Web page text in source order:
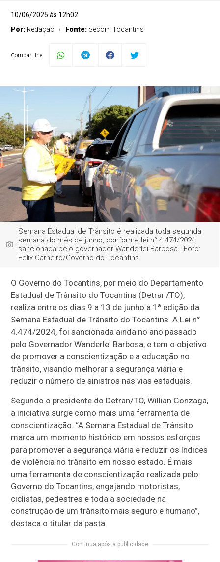
10/06/2025 às 12h02
Por: Redação Fonte: Secom Tocantins
Compartilhe:
Semana Estadual de Trânsito é realizada toda segunda
semana do mês de junho, conforme lei n° 4.474/2024,
sancionada pelo governador Wanderlei Barbosa - Foto:
Felix Carneiro/Governo do Tocantins
O Governo do Tocantins, por meio do Departamento
Estadual de Trânsito do Tocantins (Detran/TO),
realiza entre os dias 9 a 13 de junho a 1ª edição da
Semana Estadual de Trânsito do Tocantins. A Lei n°
4.474/2024, foi sancionada ainda no ano passado
pelo Governador Wanderlei Barbosa, e tem o objetivo
de promover a conscientização e a educação no
trânsito, visando melhorar a segurança viária e
reduzir o número de sinistros nas vias estaduais.
Segundo o presidente do Detran/TO, Willian Gonzaga,
a iniciativa surge como mais uma ferramenta de
conscientização. “A Semana Estadual de Trânsito
marca um momento histórico em nossos esforços
para promover a segurança viária e reduzir os índices
de violência no trânsito em nosso estado. É mais
uma ferramenta de conscientização realizada pelo
Governo do Tocantins, engajando motoristas,
ciclistas, pedestres e toda a sociedade na
construção de um trânsito mais seguro e humano”,
destaca o titular da pasta.
Continua após a publicidade